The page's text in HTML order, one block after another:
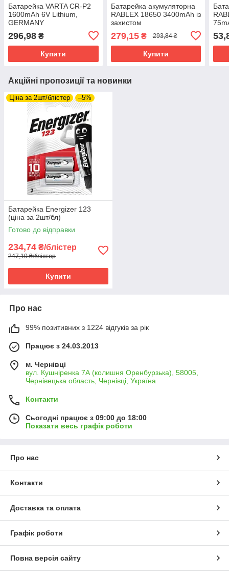
Батарейка VARTA CR-P2
1600mAh 6V Lithium,
GERMANY
296,98 ₴
Купити
Батарейка акумуляторна
RABLEX 18650 3400mAh із
захистом
279,15₴ 293,84 ₴
Купити
Акційні пропозиції та новинки
Ціна за 2шт/блістер –5%
Батарейка Energizer 123
(ціна за 2шт/бл)
Готово до відправки
234,74 ₴/блістер
247,10 ₴/блістер
Купити
Про нас
99% позитивних з 1224 відгуків за рік
Працює з 24.03.2013
м. Чернівці
вул. Кушніренка 7А (колишня Оренбурзька), 58005,
Чернівецька область, Чернівці, Україна
Контакти
Сьогодні працює з 09:00 до 18:00
Показати весь графік роботи
Про нас
Контакти
Доставка та оплата
Графік роботи
Повна версія сайту